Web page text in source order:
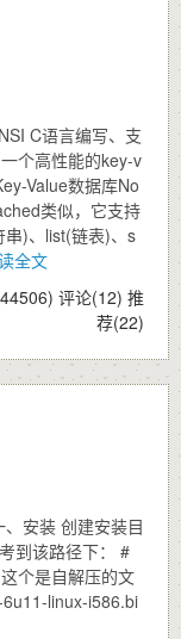
C语言编写、支
个高性能的key-v
Value数据库No
类似，它支持
)、list(链表)、s
全文
评论(12) 推
荐(22)
安装 创建安装目
到该路径下： #
个是自解压的文
linux-i586.bi